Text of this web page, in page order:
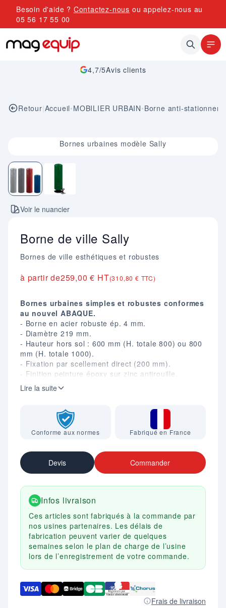
Allez au contenu
Besoin d'aide ? Contactez-nous ou appelez-nous au
05 56 17 55 00
4,7/5Avis clients
Retour|Accueil•MOBILIER URBAIN•Borne anti-
Image 1 sur 2Bornes urbaines modèle Sally
Voir le nuancier
Borne de ville Sally
Bornes de ville esthétiques et robustes
à partir de259,00 € HT(310,80 € TTC)
Bornes urbaines simples et robustes conformes
au nouvel ABAQUE.
- Borne en acier robuste ép. 4 mm.
- Diamètre 219 mm.
- Hauteur hors sol : 600 mm (H. totale 800) ou 800
mm (H. totale 1000).
- Fixation par scellement direct (200 mm).
- Finition peinture époxy sur zinc antirouille.
- En option : platine, système d'amovibilité, anneau
soudé pour chaîne... (Nous consulter)
Lire la suite
Conforme aux normes Fabriqué en France
Devis Commander
Infos livraison
Ces articles sont fabriqués à la commande par
nos usines partenaires. Les délais de
fabrication peuvent varier de quelques
semaines selon le plan de charge de l’usine
lors de l’enregistrement de votre commande.
Frais de livraison